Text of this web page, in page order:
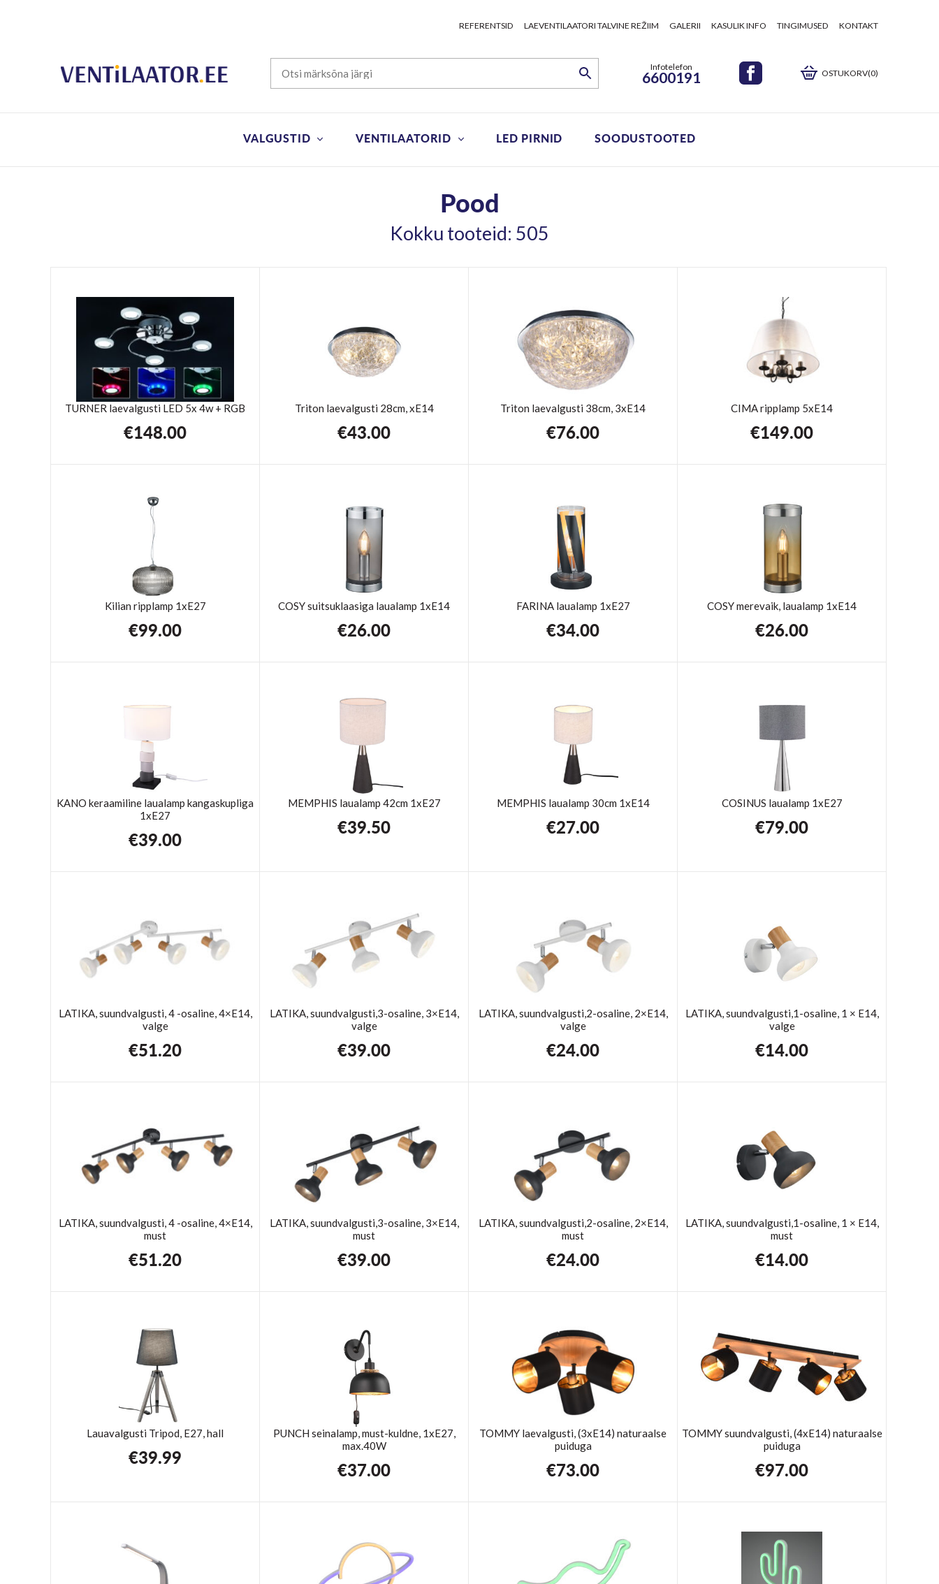
REFERENTSID LAEVENTILAATORI TALVINE REŽIIM GALERII KASULIK INFO TINGIMUSED KONTAKT
Infotelefon
6600191 OSTUKORV(0)
VALGUSTID VENTILAATORID LED PIRNID SOODUSTOOTED
Pood
Kokku tooteid: 505
TURNER laevalgusti LED 5x 4w + RGB
€148.00
Triton laevalgusti 28cm, xE14
€43.00
Triton laevalgusti 38cm, 3xE14
€76.00
CIMA ripplamp 5xE14
€149.00
Kilian ripplamp 1xE27
€99.00
COSY suitsuklaasiga laualamp 1xE14
€26.00
FARINA laualamp 1xE27
€34.00
COSY merevaik, laualamp 1xE14
€26.00
KANO keraamiline laualamp kangaskupliga
1xE27
€39.00
MEMPHIS laualamp 42cm 1xE27
€39.50
MEMPHIS laualamp 30cm 1xE14
€27.00
COSINUS laualamp 1xE27
€79.00
LATIKA, suundvalgusti, 4 -osaline, 4×E14,
valge
€51.20
LATIKA, suundvalgusti,3-osaline, 3×E14,
valge
€39.00
LATIKA, suundvalgusti,2-osaline, 2×E14,
valge
€24.00
LATIKA, suundvalgusti,1-osaline, 1 × E14,
valge
€14.00
LATIKA, suundvalgusti, 4 -osaline, 4×E14,
must
€51.20
LATIKA, suundvalgusti,3-osaline, 3×E14,
must
€39.00
LATIKA, suundvalgusti,2-osaline, 2×E14,
must
€24.00
LATIKA, suundvalgusti,1-osaline, 1 × E14,
must
€14.00
Lauavalgusti Tripod, E27, hall
€39.99
PUNCH seinalamp, must-kuldne, 1xE27,
max.40W
€37.00
TOMMY laevalgusti, (3xE14) naturaalse
puiduga
€73.00
TOMMY suundvalgusti, (4xE14) naturaalse
puiduga
€97.00